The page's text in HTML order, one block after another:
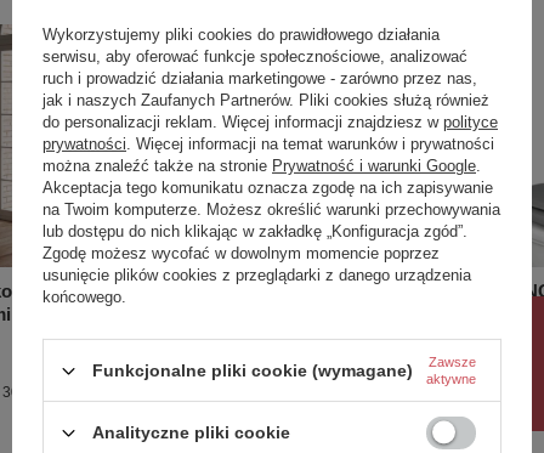
dni
WASHINGTON Bidet stojący 58x36
Wykorzystujemy pliki cookies do prawidłowego działania
serwisu, aby oferować funkcje społecznościowe, analizować
ruch i prowadzić działania marketingowe - zarówno przez nas,
jak i naszych Zaufanych Partnerów. Pliki cookies służą również
do personalizacji reklam. Więcej informacji znajdziesz w polityce
prywatności . Więcej informacji na temat warunków i prywatności
można znaleźć także na stronie Prywatność i warunki Google
Akceptacja tego komunikatu oznacza zgodę na ich zapisywanie
na Twoim komputerze. Możesz określić warunki przechowywania
lub dostępu do nich klikając w zakładkę „Konfiguracja zgód”.
Zgodę możesz wycofać w dowolnym momencie poprzez
usunięcie plików cookies z przeglądarki z danego urządzenia
końcowego.
Funkcjonalne pliki cookie (wymagane)
Zawsze
aktywne
Analityczne pliki cookie